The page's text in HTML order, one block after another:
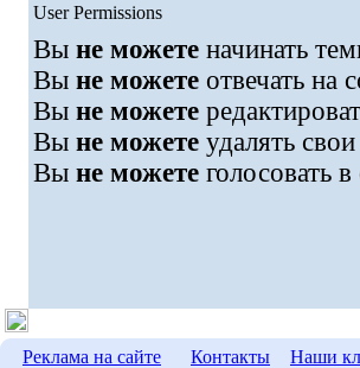
User Permissions
Вы не можете начинать
Вы не можете отвечать на
Вы не можете
Вы не можете удалять
Вы не можете голосовать
Реклама на сайте Контакты Наши